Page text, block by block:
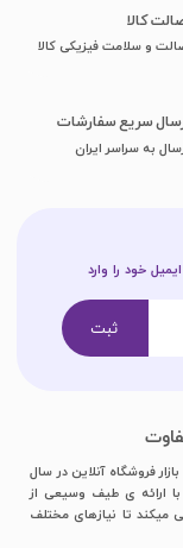
فروشگاه آنلاین در سال
با ارائه ی طیف وسیعی از
میکند تا نیازهای مختلف
کالا
و سلامت فیزیکی کالا
سریع سفارشات
به سراسر ایران
خود را وارد
ثبت